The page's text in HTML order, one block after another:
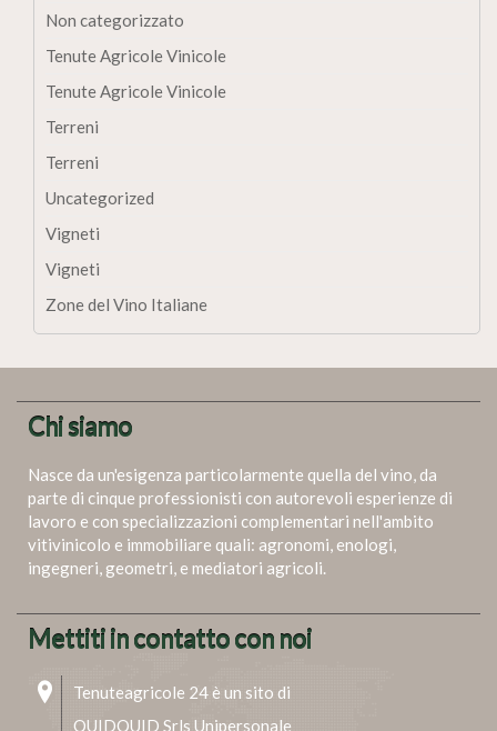
Non categorizzato
Tenute Agricole Vinicole
Tenute Agricole Vinicole
Terreni
Terreni
Uncategorized
Vigneti
Vigneti
Zone del Vino Italiane
Chi siamo
Nasce da un'esigenza particolarmente quella del vino, da
parte di cinque professionisti con autorevoli esperienze di
lavoro e con specializzazioni complementari nell'ambito
vitivinicolo e immobiliare quali: agronomi, enologi,
ingegneri, geometri, e mediatori agricoli.
Mettiti in contatto con noi
Tenuteagricole 24 è un sito di
QUIDQUID Srls Unipersonale